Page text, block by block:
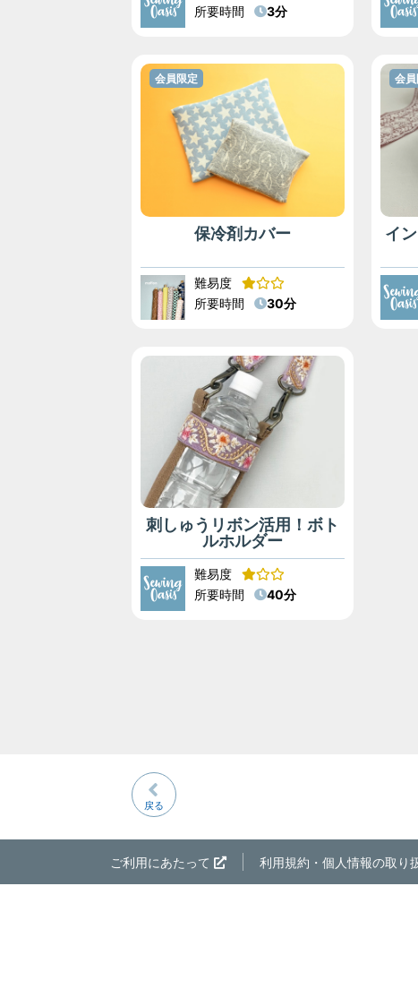
所要時間
3分
保冷剤カバー
会員限定
難易度
所要時間
30分
イ
会
刺しゅうリボン活用！ボト
ルホルダー
難易度
所要時間
40分
戻る
ご利用にあたって 利用規約・個人情報の取り